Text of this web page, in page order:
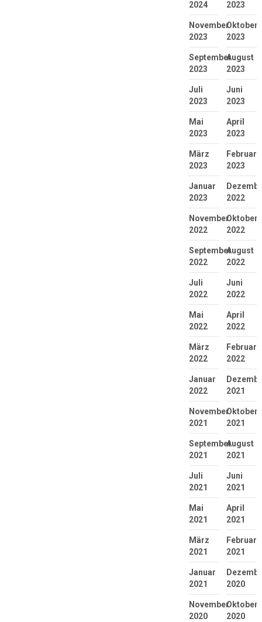
2024 2023
November
2023
Oktober
2023
September
2023
August
2023
Juli
2023
Juni
2023
Mai
2023
April
2023
März
2023
Februar
2023
Januar
2023
2022
November
2022
Oktober
2022
September
2022
August
2022
Juli
2022
Juni
2022
Mai
2022
April
2022
März
2022
Februar
2022
Januar
2022
2021
November
2021
Oktober
2021
September
2021
August
2021
Juli
2021
Juni
2021
Mai
2021
April
2021
März
2021
Februar
2021
Januar
2021
2020
November
2020
Oktober
2020